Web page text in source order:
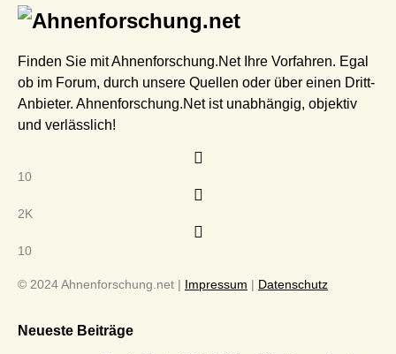
Finden Sie mit Ahnenforschung.Net Ihre Vorfahren. Egal
ob im Forum, durch unsere Quellen oder über einen Dritt-
Anbieter. Ahnenforschung.Net ist unabhängig, objektiv
und verlässlich!
10
2K
10
© 2024 Ahnenforschung.net | Impressum | Datenschutz
Neueste Beiträge